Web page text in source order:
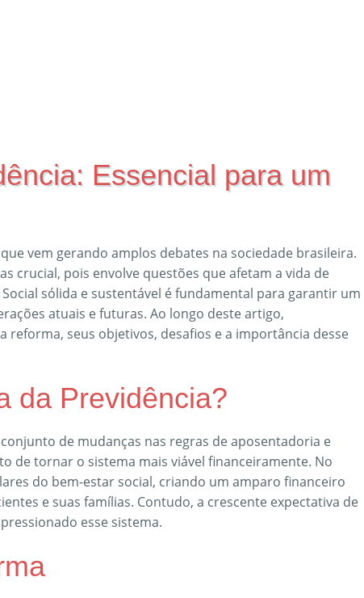
Essencial para um
vem gerando amplos debates na sociedade brasileira.
crucial, pois envolve questões que afetam a vida de
sólida e sustentável é fundamental para garantir um
atuais e futuras. Ao longo deste artigo,
reforma, seus objetivos, desafios e a importância desse
da Previdência?
de mudanças nas regras de aposentadoria e
de tornar o sistema mais viável financeiramente. No
do bem-estar social, criando um amparo financeiro
e suas famílias. Contudo, a crescente expectativa de
esse sistema.